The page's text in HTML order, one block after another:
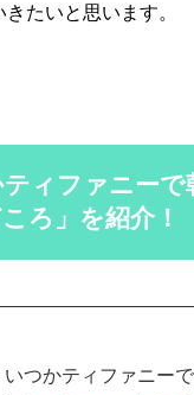
たいと思います。
ティファニー
ろ」を紹介！
つかティファニー